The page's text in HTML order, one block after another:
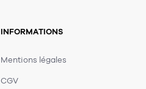
INFORMATIONS
Mentions légales
CGV